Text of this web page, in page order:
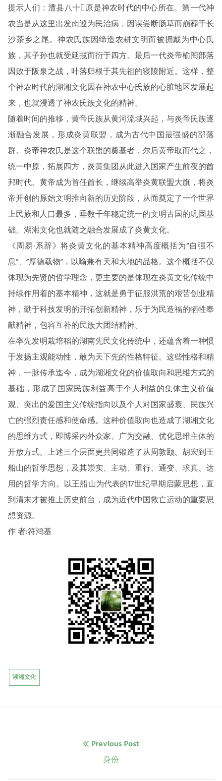
提示人们：澧县八十原是神农时代的中心所在。第一代神
农当是从这里出发南巡为民治病，因误尝断肠草而崩葬于长
沙茶乡之尾。神农氏族因缔造农耕文明而被拥戴为中心氏
族，其子孙也就受延揽而衍于四方。最后一代炎帝榆罔部落
因败于阪泉之战，叶落归根于其先祖的寝陵附近。这样，整
个神农时代的湖湘文化因在神农中心氏族的心脏地区发展起
来，也就浸透了神农氏族文化的精神。
随着时间的推移，黄帝氏族从黄河流域兴起，与炎帝氏族逐
渐融合发展，形成炎黄联盟，成为古代中国最强盛的部落
群。炎帝神农氏是这个联盟的奠基者，尔后黄帝取而代之，
统一中原，拓展四方，炎黄集团从此进入国家产生前夜的酋
邦时代。黄帝成为首任酋长，继续高举炎黄联盟大旗，将炎
帝开创的原始文明推向新的历史阶段，从而奠定了一个世界
上民族和人口最多，垂数千年稳定统一的文明古国的巩固基
础。湖湘文化也就随之融合发展成了炎黄文化。
《周易·系辞》将炎黄文化的基本精神高度概括为“自强不
息”、“厚德载物”，以喻兼有天和大地的品格。这个概括不仅
体现为先贤的哲学理念，更主要的是体现在炎黄文化传统中
持续作用着的基本精神，这就是勇于征服洪荒的艰苦创业精
神，勤于科技发明的开拓创新精神，乐于为民造福的牺牲奉
献精神，包容互补的民族大团结精神。
在率先发明栽培稻的湖南先民文化传统中，还蕴含着一种惯
于发扬主观能动性，敢为天下先的性格特征。这些性格和精
神，一脉传承迄今，成为湖湘文化的价值取向和思维方式的
基础，形成了国家民族利益高于个人利益的集体主义价值
观、突出的爱国主义传统指向以及个人对国家盛衰、民族兴
亡的强烈责任感和使命感。这种价值取向也造成了湖湘文化
的思维方式，即博采内外众家、广为交融、优化思维主体的
开放方式。上述三个层面更共同锻造了从周敦颐、胡宏到王
船山的哲学思想，及其崇实、主动、重行、通变、求真、达
用的哲学方向。以王船山为代表的17世纪早期启蒙思想，直
到清末才被推上历史前台，成为近代中国救亡运动的重要思
想资源。
作 者:符鸿基
湖湘文化
Previous Post
Previous
身份